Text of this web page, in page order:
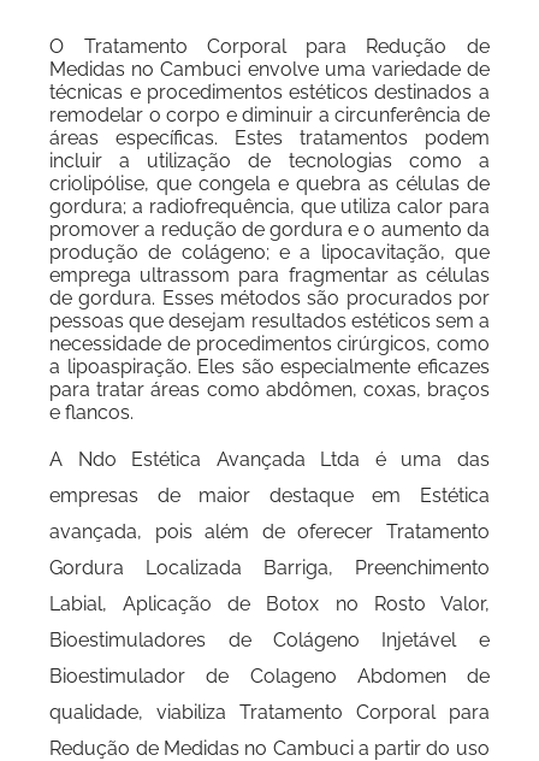
O Tratamento Corporal para Redução de
Medidas no Cambuci envolve uma variedade de
técnicas e procedimentos estéticos destinados a
remodelar o corpo e diminuir a circunferência de
áreas específicas. Estes tratamentos podem
incluir a utilização de tecnologias como a
criolipólise, que congela e quebra as células de
gordura; a radiofrequência, que utiliza calor para
promover a redução de gordura e o aumento da
produção de colágeno; e a lipocavitação, que
emprega ultrassom para fragmentar as células
de gordura. Esses métodos são procurados por
pessoas que desejam resultados estéticos sem a
necessidade de procedimentos cirúrgicos, como
a lipoaspiração. Eles são especialmente eficazes
para tratar áreas como abdômen, coxas, braços
e flancos.
A Ndo Estética Avançada Ltda é uma das
empresas de maior destaque em Estética
avançada, pois além de oferecer Tratamento
Gordura Localizada Barriga, Preenchimento
Labial, Aplicação de Botox no Rosto Valor,
Bioestimuladores de Colágeno Injetável e
Bioestimulador de Colageno Abdomen de
qualidade, viabiliza Tratamento Corporal para
Redução de Medidas no Cambuci a partir do uso